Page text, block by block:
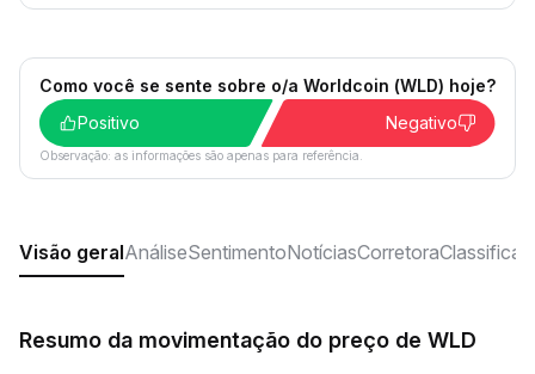
Como você se sente sobre o/a Worldcoin (WLD) hoje?
Positivo
Negativo
Observação: as informações são apenas para referência.
Visão geralAnáliseSentimentoNotíciasCorretora
Resumo da movimentação do preço de WLD